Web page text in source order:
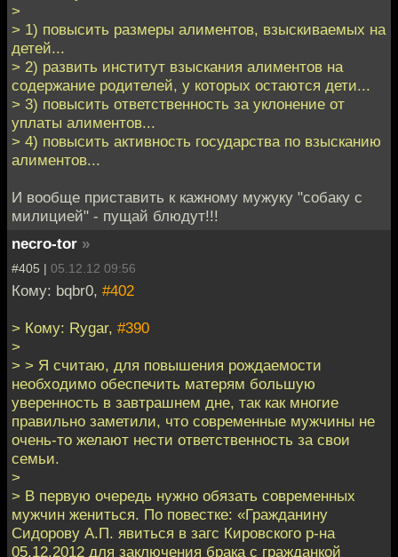
>
> 1) повысить размеры алиментов, взыскиваемых на
детей...
> 2) развить институт взыскания алиментов на
содержание родителей, у которых остаются дети...
> 3) повысить ответственность за уклонение от
уплаты алиментов...
> 4) повысить активность государства по взысканию
алиментов...
И вообще приставить к кажному мужуку "собаку с
милицией" - пущай блюдут!!!
necro-tor »
#405 | 05.12.12 09:56
Кому: bqbr0, #402
> Кому: Rygar, #390
>
> > Я считаю, для повышения рождаемости
необходимо обеспечить матерям большую
уверенность в завтрашнем дне, так как многие
правильно заметили, что современные мужчины не
очень-то желают нести ответственность за свои
семьи.
>
> В первую очередь нужно обязать современных
мужчин жениться. По повестке: «Гражданину
Сидорову А.П. явиться в загс Кировского р-на
05.12.2012 для заключения брака с гражданкой